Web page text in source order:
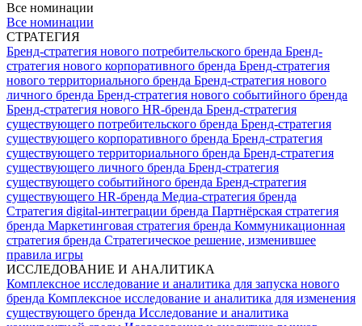
Все номинации
Все номинации
СТРАТЕГИЯ
Бренд-стратегия нового потребительского бренда Бренд-
стратегия нового корпоративного бренда Бренд-стратегия
нового территориального бренда Бренд-стратегия нового
личного бренда Бренд-стратегия нового событийного бренда
Бренд-стратегия нового HR-бренда Бренд-стратегия
существующего потребительского бренда Бренд-стратегия
существующего корпоративного бренда Бренд-стратегия
существующего территориального бренда Бренд-стратегия
существующего личного бренда Бренд-стратегия
существующего событийного бренда Бренд-стратегия
существующего HR-бренда Медиа-стратегия бренда
Стратегия digital-интеграции бренда Партнёрская стратегия
бренда Маркетинговая стратегия бренда Коммуникационная
стратегия бренда Стратегическое решение, изменившее
правила игры
ИССЛЕДОВАНИЕ И АНАЛИТИКА
Комплексное исследование и аналитика для запуска нового
бренда Комплексное исследование и аналитика для изменения
существующего бренда Исследование и аналитика